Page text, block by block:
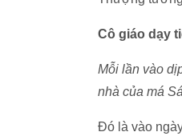
Cô giáo dạy
Mỗi lần vào
nhà của má
Đó là vào